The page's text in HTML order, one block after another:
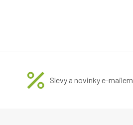
Slevy a novinky e-mailem